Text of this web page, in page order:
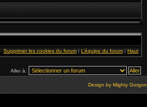
Supprimer les cookies du forum | L’équipe du forum | Haut
Aller à:
Design by Mighty Gorgon